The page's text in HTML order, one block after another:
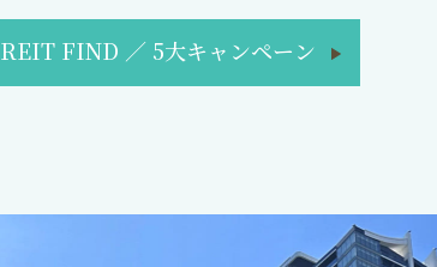
REIT FIND ／ 5大キャンペーン